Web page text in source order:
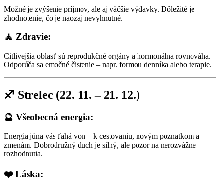
Možné je zvýšenie príjmov, ale aj väčšie výdavky. Dôležité je
zhodnotenie, čo je naozaj nevyhnutné.
🧘 Zdravie:
Citlivejšia oblasť sú reprodukčné orgány a hormonálna rovnováha.
Odporúča sa emočné čistenie – napr. formou denníka alebo terapie.
♐ Strelec (22. 11. – 21. 12.)
🔮 Všeobecná energia:
Energia júna vás ťahá von – k cestovaniu, novým poznatkom a
zmenám. Dobrodružný duch je silný, ale pozor na nerozvážne
rozhodnutia.
❤️ Láska: